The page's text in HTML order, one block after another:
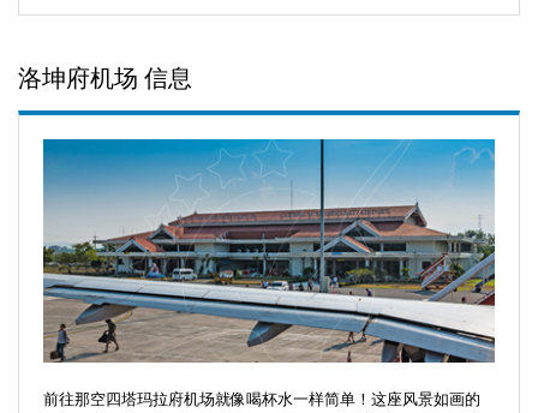
洛坤府机场 信息
前往那空四塔玛拉府机场就像喝杯水一样简单！这座风景如画的